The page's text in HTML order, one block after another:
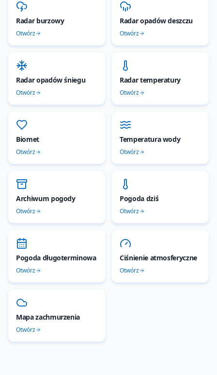
Radar burzowy
Otwórz
Radar opadów deszczu
Otwórz
Radar opadów śniegu
Otwórz
Radar temperatury
Otwórz
Biomet
Otwórz
Temperatura wody
Otwórz
Archiwum pogody
Otwórz
Pogoda dziś
Otwórz
Pogoda długoterminowa
Otwórz
Ciśnienie atmosferyczne
Otwórz
Mapa zachmurzenia
Otwórz